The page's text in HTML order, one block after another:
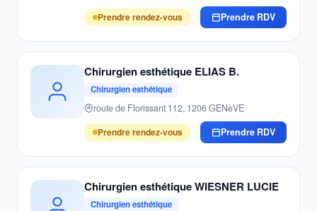
Prendre rendez-vous
Prendre RDV
Chirurgien esthétique ELIAS B.
Chirurgien esthétique
route de Florissant 112, 1206 GENèVE
Prendre rendez-vous
Prendre RDV
Chirurgien esthétique WIESNER LUCIE
Chirurgien esthétique